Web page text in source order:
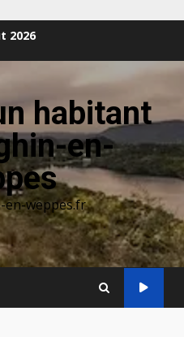
2026
habitant
en-
en-weppes.fr